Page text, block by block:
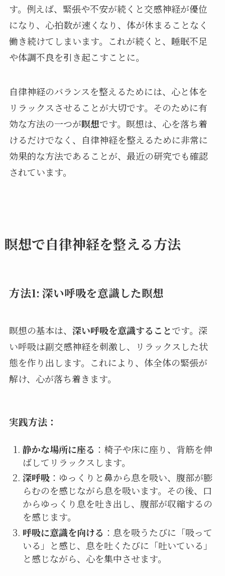
す。例えば、緊張や不安が続くと交感神経が優位
になり、心拍数が速くなり、体が休まることなく
働き続けてしまいます。これが続くと、睡眠不足
や体調不良を引き起こすことに。
自律神経のバランスを整えるためには、心と体を
リラックスさせることが大切です。そのために有
効な方法の一つが瞑想です。瞑想は、心を落ち着
けるだけでなく、自律神経を整えるために非常に
効果的な方法であることが、最近の研究でも確認
されています。
瞑想で自律神経を整える方法
方法1: 深い呼吸を意識した瞑想
瞑想の基本は、 深い呼吸を意識することです。深
い呼吸は副交感神経を刺激し、リラックスした状
態を作り出します。これにより、体全体の緊張が
解け、心が落ち着きます。
実践方法：
静かな場所に座る ：椅子や床に座り、背筋を伸
ばしてリラックスします。
深呼吸：ゆっくりと鼻から息を吸い、腹部が膨
らむのを感じながら息を吸います。その後、口
からゆっくり息を吐き出し、腹部が収縮するの
を感じます。
呼吸に意識を向ける ：息を吸うたびに「吸って
いる」と感じ、息を吐くたびに「吐いている」
と感じながら、心を集中させます。